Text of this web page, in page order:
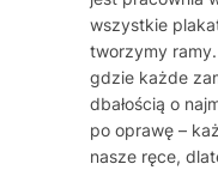
wszystkie
tworzymy
gdzie każde
dbałością o
po oprawę –
nasze ręce,